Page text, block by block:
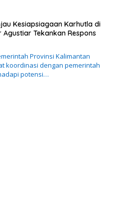
Kesiapsiagaan Karhutla di
Agustiar Tekankan Respons
Provinsi Kalimantan
koordinasi dengan pemerintah
potensi…